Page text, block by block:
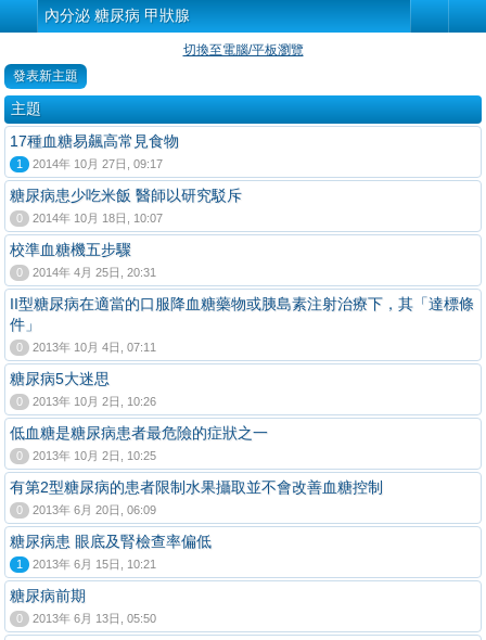
內分泌 糖尿病 甲狀腺
切換至電腦/平板瀏覽
發表新主題
主題
17種血糖易飆高常見食物
1 2014年 10月 27日, 09:17
糖尿病患少吃米飯 醫師以研究駁斥
0 2014年 10月 18日, 10:07
校準血糖機五步驟
0 2014年 4月 25日, 20:31
II型糖尿病在適當的口服降血糖藥物或胰島素注射治療下，其「達標條
件」
0 2013年 10月 4日, 07:11
糖尿病5大迷思
0 2013年 10月 2日, 10:26
低血糖是糖尿病患者最危險的症狀之一
0 2013年 10月 2日, 10:25
有第2型糖尿病的患者限制水果攝取並不會改善血糖控制
0 2013年 6月 20日, 06:09
糖尿病患 眼底及腎檢查率偏低
1 2013年 6月 15日, 10:21
糖尿病前期
0 2013年 6月 13日, 05:50